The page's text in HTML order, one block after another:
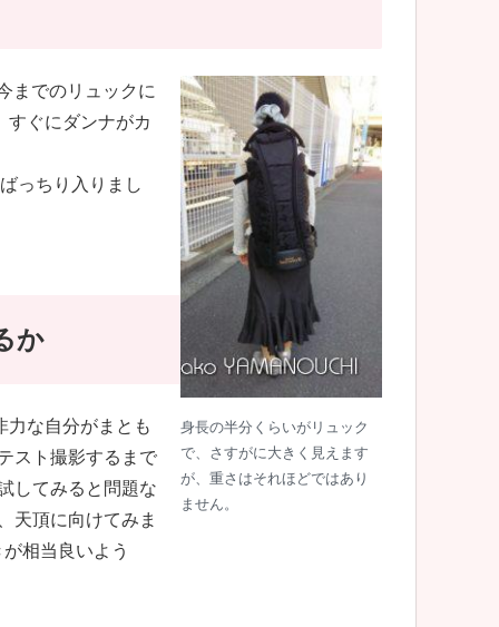
身長の半分くらいがリュック
で、さすがに大きく見えます
が、重さはそれほどではあり
ません。
までのリュックに
すぐにダンナがカ
っちり入りまし
か
力な自分がまとも
スト撮影するまで
してみると問題な
天頂に向けてみま
相当良いよう